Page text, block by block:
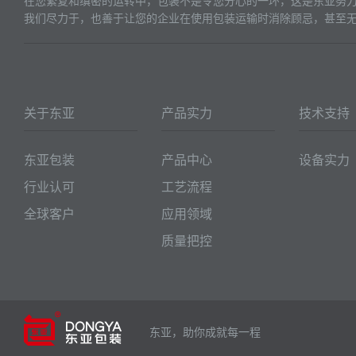
我们尽力于，也善于让您的企业在使用包装运输时消除顾忌，甚
关于东亚
东亚包装
行业认可
全球客户
产品实力
产品中心
工艺流程
应用领域
质量把控
技术支持
设备实力
东亚，助你成就每一程